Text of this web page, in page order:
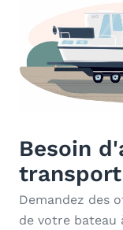
Besoin
Demandez des
de votre bateau